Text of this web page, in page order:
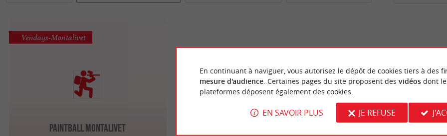
Paintball Montalivet
Vendays-Montalivet
En continuant à naviguer, vous autorisez le dépôt de cookies tiers à des
mesure d'audience. Certaines pages du site proposent des vidéosdont
plateformes déposent également des cookies.
EN SAVOIR PLUS JE REFUSE